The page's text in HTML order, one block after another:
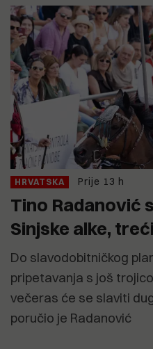
HRVATSKA Prije 13 h
Tino Radanović
Sinjske alke,
Do slavodobitničkog
pripetavanja s još
večeras će se slaviti
poručio je Radanović